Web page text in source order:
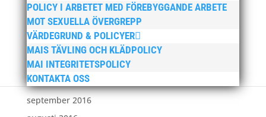
POLICY I ARBETET MED FÖREBYGGANDE ARBETE
MOT SEXUELLA ÖVERGREPP
VÄRDEGRUND & POLICYER
MAIS TÄVLING OCH KLÄDPOLICY
MAI INTEGRITETSPOLICY
KONTAKTA OSS
februari 2017
januari 2017
december 2016
november 2016
oktober 2016
september 2016